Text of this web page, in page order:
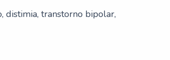
distimia, transtorno bipolar,